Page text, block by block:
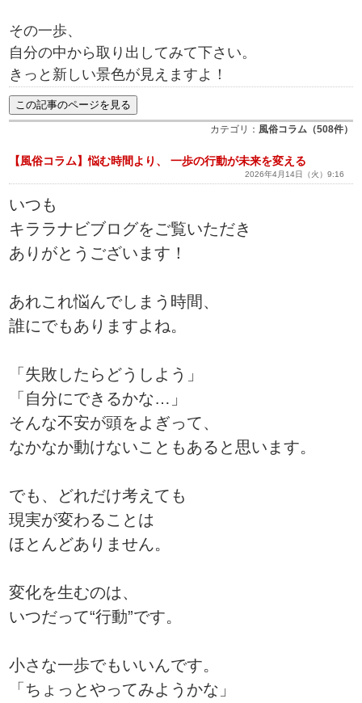
その一歩、
自分の中から取り出してみて下さい。
きっと新しい景色が見えますよ！
カテゴリ： 風俗コラム（508件）
【風俗コラム】悩む時間より、 一歩の行動が未来を変える
2026年4月14日（火）9:16
いつも
キララナビブログをご覧いただき
ありがとうございます！
あれこれ悩んでしまう時間、
誰にでもありますよね。
「失敗したらどうしよう」
「自分にできるかな…」
そんな不安が頭をよぎって、
なかなか動けないこともあると思います。
でも、どれだけ考えても
現実が変わることは
ほとんどありません。
変化を生むのは、
いつだって“行動”です。
小さな一歩でもいいんです。
「ちょっとやってみようかな」